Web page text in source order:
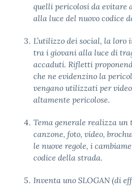
quelli pericolosi da evitare
alla luce del nuovo codice
L’utilizzo dei social, la loro
tra i giovani alla luce di
accaduti. Rifletti
che ne evidenzino la
vengano utilizzati per
altamente pericolose.
Tema generale realizza un
canzone, foto, video,
le nuove regole, i
codice della strada.
Inventa uno SLOGAN (di